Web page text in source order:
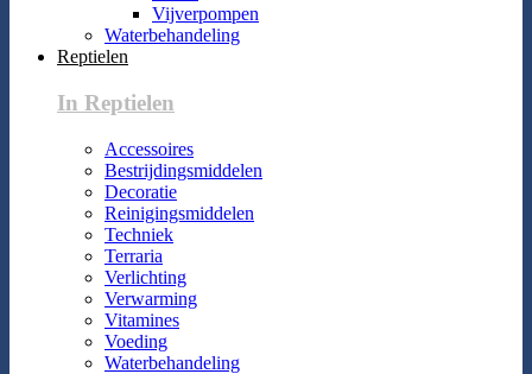
Vijverpompen
Waterbehandeling
Reptielen
In Reptielen
Accessoires
Bestrijdingsmiddelen
Decoratie
Reinigingsmiddelen
Techniek
Terraria
Verlichting
Verwarming
Vitamines
Voeding
Waterbehandeling